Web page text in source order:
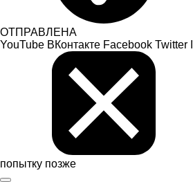
ОТПРАВЛЕНА
YouTube ВКонтакте Facebook Twitter
попытку позже